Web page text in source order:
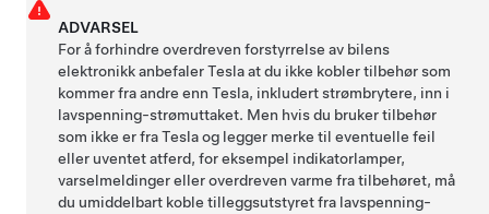
ADVARSEL
For å forhindre overdreven forstyrrelse av bilens
elektronikk anbefaler Tesla at du ikke kobler tilbehør som
kommer fra andre enn Tesla, inkludert strømbrytere, inn i
lavspenning-strømuttaket. Men hvis du bruker tilbehør
som ikke er fra Tesla og legger merke til eventuelle feil
eller uventet atferd, for eksempel indikatorlamper,
varselmeldinger eller overdreven varme fra tilbehøret, må
du umiddelbart koble tilleggsutstyret fra lavspenning-